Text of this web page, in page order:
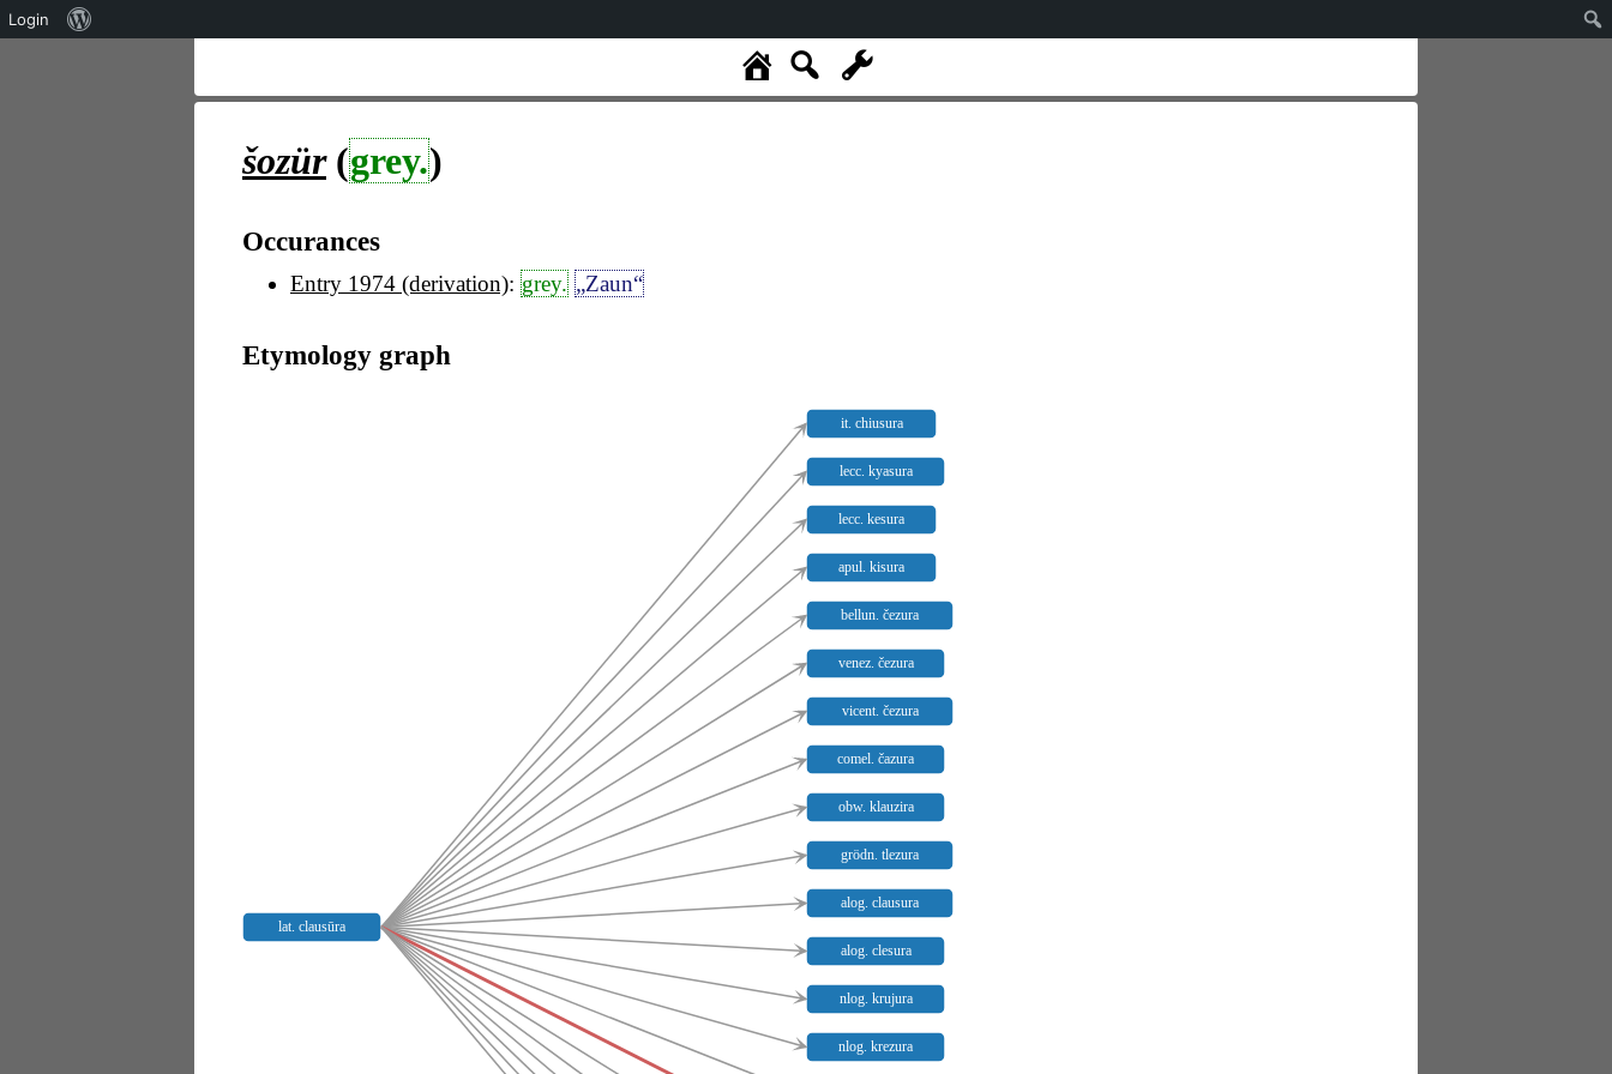
šozür(grey.)
Occurances
Entry 1974 (derivation): grey. „Zaun“
Etymology graph
lat. clausūra
it. chiusura
lecc. kyasura
lecc. kesura
apul. kisura
bellun. čezura
venez. čezura
vicent. čezura
comel. čazura
obw. klauzira
grödn. tlezura
alog. clausura
alog. clesura
nlog. krujura
nlog. krezura
Login